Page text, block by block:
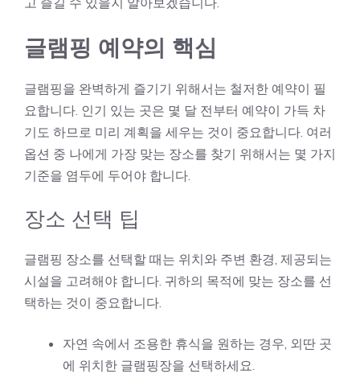
글램핑 예약의 핵심
글램핑을 완벽하게 즐기기 위해서는 철저한 예약이 필
요합니다. 인기 있는 곳은 몇 달 전부터 예약이 가득 차
기도 하므로 미리 계획을 세우는 것이 중요합니다. 여러
옵션 중 나에게 가장 맞는 장소를 찾기 위해서는 몇 가지
기준을 염두에 두어야 합니다.
장소 선택 팁
글램핑 장소를 선택할 때는 위치와 주변 환경, 제공되는
시설을 고려해야 합니다. 귀하의 목적에 맞는 장소를 선
택하는 것이 중요합니다.
자연 속에서 조용한 휴식을 원하는 경우, 외딴 곳
에 위치한 글램핑장을 선택하세요.